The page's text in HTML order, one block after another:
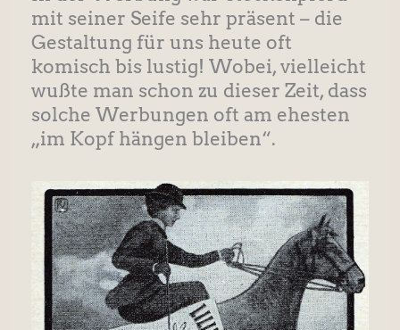
mit seiner Seife sehr präsent – die
Gestaltung für uns heute oft
komisch bis lustig! Wobei, vielleicht
wußte man schon zu dieser Zeit, dass
solche Werbungen oft am ehesten
„im Kopf hängen bleiben“.